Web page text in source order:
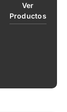
Ver
Productos